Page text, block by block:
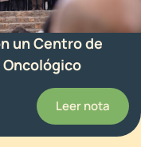
un Centro de
Leer nota